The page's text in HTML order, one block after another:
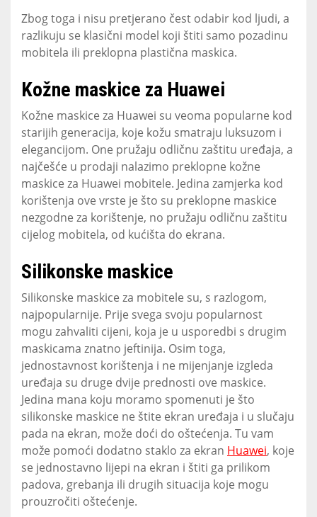
Zbog toga i nisu pretjerano čest odabir kod ljudi, a
razlikuju se klasični model koji štiti samo pozadinu
mobitela ili preklopna plastična maskica.
Kožne maskice za Huawei
Kožne maskice za Huawei su veoma popularne kod
starijih generacija, koje kožu smatraju luksuzom i
elegancijom. One pružaju odličnu zaštitu uređaja, a
najčešće u prodaji nalazimo preklopne kožne
maskice za Huawei mobitele. Jedina zamjerka kod
korištenja ove vrste je što su preklopne maskice
nezgodne za korištenje, no pružaju odličnu zaštitu
cijelog mobitela, od kućišta do ekrana.
Silikonske maskice
Silikonske maskice za mobitele su, s razlogom,
najpopularnije. Prije svega svoju popularnost
mogu zahvaliti cijeni, koja je u usporedbi s drugim
maskicama znatno jeftinija. Osim toga,
jednostavnost korištenja i ne mijenjanje izgleda
uređaja su druge dvije prednosti ove maskice.
Jedina mana koju moramo spomenuti je što
silikonske maskice ne štite ekran uređaja i u slučaju
pada na ekran, može doći do oštećenja. Tu vam
može pomoći dodatno staklo za ekran Huawei, koje
se jednostavno lijepi na ekran i štiti ga prilikom
padova, grebanja ili drugih situacija koje mogu
prouzročiti oštećenje.